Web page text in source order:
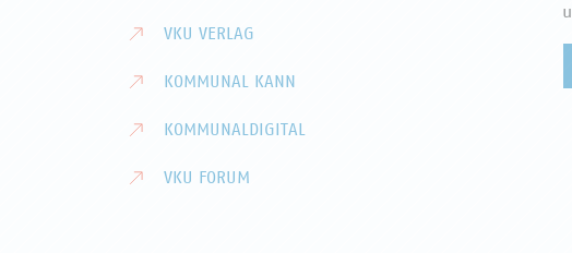
VKU VERLAG
KOMMUNAL KANN
KOMMUNALDIGITAL
VKU FORUM